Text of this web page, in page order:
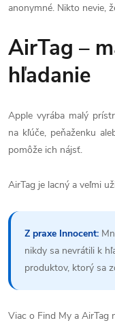
anonymné. Nikto nevie,
AirTag –
hľadanie
Apple vyrába malý
na kľúče, peňaženku
pomôže ich nájsť.
AirTag je lacný a veľmi
Z praxe Innocent:
nikdy sa nevrátili k
produktov, ktorý sa
Viac o Find My a AirTag